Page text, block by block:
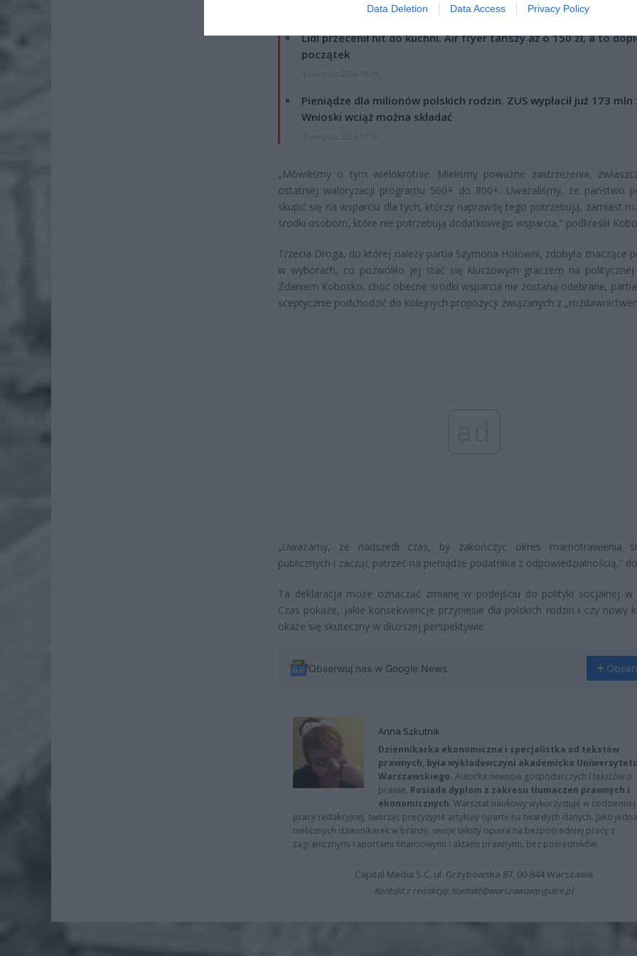
Data Deletion Data Access Privacy Policy
ZOBACZ RÓWNIEŻ:
Lidl przecenił hit do kuchni. Air fryer tańszy aż o 150 zł, a to
początek
Pieniądze dla milionów polskich rodzin. ZUS wypłacił już 173 mln
Wnioski wciąż można składać
„Mówiliśmy o tym wielokrotnie. Mieliśmy poważne zastrzeżenia,
ostatniej waloryzacji programu 500+ do 800+. Uważaliśmy, że państwo
skupić się na wsparciu dla tych, którzy naprawdę tego potrzebują, zamiast
środki osobom, które nie potrzebują dodatkowego wsparcia,” podkreślił
Trzecia Droga, do której należy partia Szymona Hołowni, zdobyła znaczące
w wyborach, co pozwoliło jej stać się kluczowym graczem na politycznej
Zdaniem Kobosko, choć obecne środki wsparcia nie zostaną odebrane,
sceptycznie podchodzić do kolejnych propozycji związanych z
„Uważamy, że nadszedł czas, by zakończyć okres marnotrawienia
publicznych i zacząć patrzeć na pieniądze podatnika z odpowiedzialnością,”
Ta deklaracja może oznaczać zmianę w podejściu do polityki socjalnej w
Czas pokaże, jakie konsekwencje przyniesie dla polskich rodzin i czy nowy
okaże się skuteczny w dłuższej perspektywie.
Obserwuj nas w Google News
Anna Szkutnik
Dziennikarka ekonomiczna i specjalistka od tekstów
prawnych, była wykładowczyni akademicka
Warszawskiego. Autorka newsów gospodarczych i tekstów o
prawie. Posiada dyplom z zakresu tłumaczeń prawnych i
ekonomicznych. Warsztat naukowy wykorzystuje w codziennej
pracy redakcyjnej, tworząc precyzyjne artykuły oparte na twardych danych. Jako
nielicznych dziennikarek w branży, swoje teksty opiera na bezpośredniej pracy z
zagranicznymi raportami finansowymi i aktami prawnymi, bez pośredników.
Capital Media S.C. ul. Grzybowska 87, 00-844 Warszawa
Kontakt z redakcją: Kontakt@warszawawpigulce.pl